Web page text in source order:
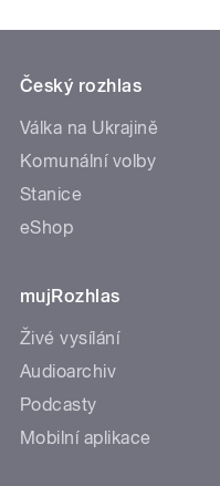
Český rozhlas
Válka na Ukrajině
Komunální volby
Stanice
eShop
mujRozhlas
Živé vysílání
Audioarchiv
Podcasty
Mobilní aplikace